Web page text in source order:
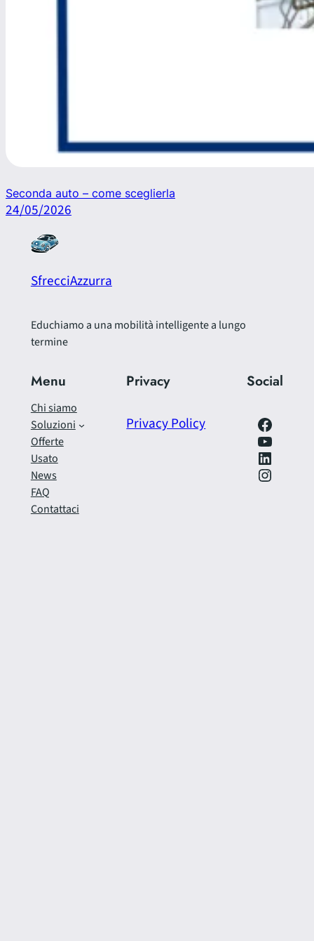
Seconda auto – come sceglierla
24/05/2026
SfrecciAzzurra
Educhiamo a una mobilità intelligente a lungo
termine
Menu
Chi siamo
Soluzioni
Offerte
Usato
News
FAQ
Contattaci
Privacy
Privacy Policy
Social
Facebook
https://www.youtube.com/@SfrecciAzzurra
LinkedIn
Instagram